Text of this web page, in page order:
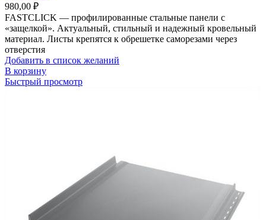
980,00 ₽
FASTCLICK — профилированные стальные панели с
«защелкой». Актуальный, стильный и надежный кровельный
материал. Листы крепятся к обрешетке саморезами через
отверстия
Добавить в список желаний
В корзину
Быстрый просмотр